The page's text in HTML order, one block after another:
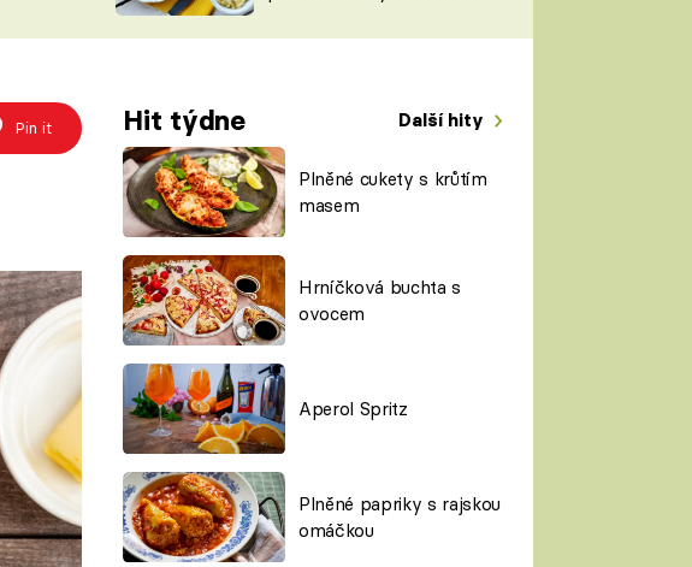
ŠÉFREDAKTORKY
ČASOPIS
Pin it Hit týdne Další hity
Plněné cukety s krůtím
masem
Hrníčková buchta s
ovocem
Aperol Spritz
Plněné papriky s rajskou
omáčkou